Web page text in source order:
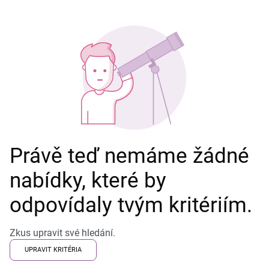
Právě teď nemáme žádné
nabídky, které by
odpovídaly tvým kritériím.
Zkus upravit své hledání.
UPRAVIT KRITÉRIA